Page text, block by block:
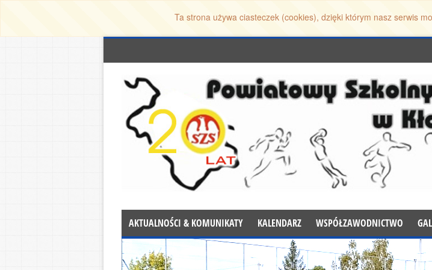
Ta strona używa ciasteczek (cookies), dzięki którym nasz serwis
AKTUALNOŚCI & KOMUNIKATY KALENDARZ WSPÓŁZAWODNICTWO